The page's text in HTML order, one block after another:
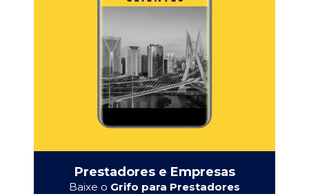
Prestadores e Empresas
Baixe o Grifo para Prestadores